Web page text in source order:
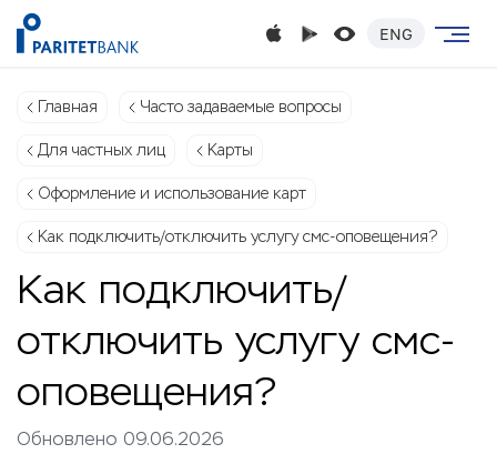
ENG
Главная Часто задаваемые вопросы
Для частных лиц Карты
Оформление и использование карт
Как подключить/отключить услугу смс-оповещения?
Как подключить/
отключить услугу смс-
оповещения?
Обновлено 09.06.2026